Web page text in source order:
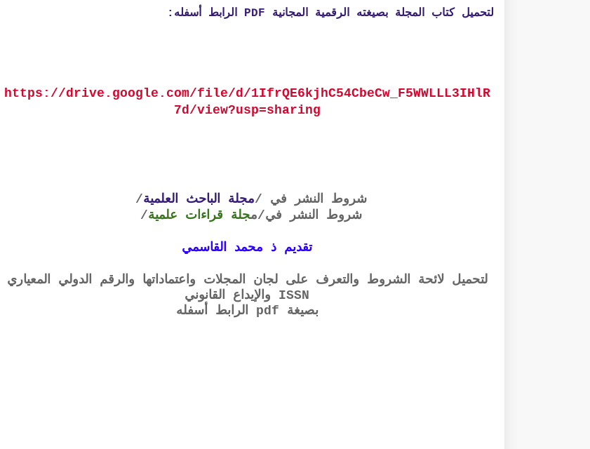
لتحميل كتاب المجلة بصيغته الرقمية المجانية PDF الرابط أسفله:
https://drive.google.com/file/d/1IfrQE6kjhC54CbeCw_F5WWLLL3IHlR
7d/view?usp=sharing
شروط النشر في /مجلة الباحث العلمية/
شروط النشر في/مجلة قراءات علمية/
تقديم ذ محمد القاسمي
لتحميل لائحة الشروط والتعرف على لجان المجلات واعتماداتها والرقم الدولي المعياري
ISSN والإيداع القانوني
بصيغة pdf الرابط أسفله